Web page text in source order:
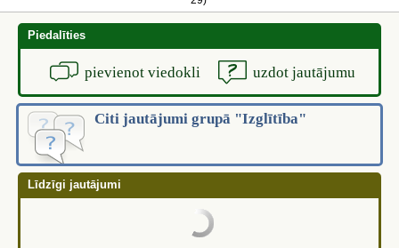
Piedalīties
pievienot viedokli uzdot jautājumu
Citi jautājumi grupā "Izglītība"
Līdzīgi jautājumi